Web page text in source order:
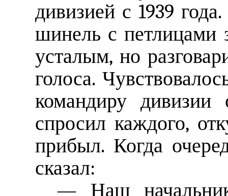
дивизией с 1939
шинель с петлицами
усталым, но
голоса.
командиру дивизии
спросил каждого,
прибыл. Когда
сказал:
— Наш начальник